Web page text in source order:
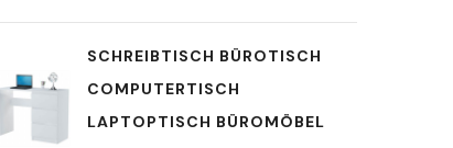
SCHREIBTISCH BÜROTISCH
COMPUTERTISCH
LAPTOPTISCH BÜROMÖBEL